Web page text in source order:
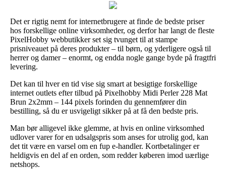
Det er rigtig nemt for internetbrugere at finde de bedste priser
hos forskellige online virksomheder, og derfor har langt de fleste
PixelHobby webbutikker set sig tvunget til at stampe
prisniveauet på deres produkter – til børn, og yderligere også til
herrer og damer – enormt, og endda nogle gange byde på fragtfri
levering.
Det kan til hver en tid vise sig smart at besigtige forskellige
internet outlets efter tilbud på Pixelhobby Midi Perler 228 Mat
Brun 2x2mm – 144 pixels forinden du gennemfører din
bestilling, så du er usvigeligt sikker på at få den bedste pris.
Man bør alligevel ikke glemme, at hvis en online virksomhed
udlover varer for en udsalgspris som anses for utrolig god, kan
det tit være en varsel om en fup e-handler. Kortbetalinger er
heldigvis en del af en orden, som redder køberen imod uærlige
netshops.